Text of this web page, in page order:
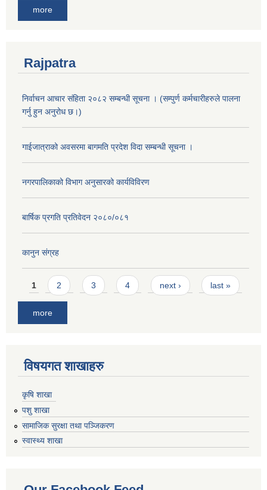
more
Rajpatra
निर्वाचन आचार संहिता २०८२ सम्बन्धी सूचना । (सम्पुर्ण कर्मचारीहरुले पालना
गर्नु हुन अनुरोध छ।)
गाईजात्राको अवसरमा बागमति प्रदेश विदा सम्बन्धी सूचना ।
नगरपालिकाको विभाग अनुसारको कार्यविविरण
बार्षिक प्रगति प्रतिवेदन २०८०/०८१
कानुन संग्रह
Pages
1 2 3 4 next › last »
more
विषयगत शाखाहरु
कृषि शाखा
पशु शाखा
सामाजिक सुरक्षा तथा पञ्जिकरण
स्वास्थ्य शाखा